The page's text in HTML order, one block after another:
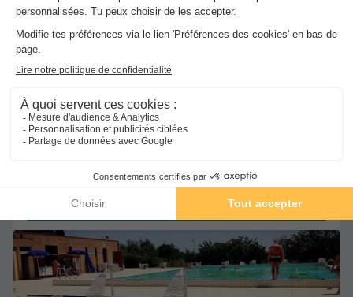
Avis TripAdvisor
128 avis
Avis clients
9/10
Point Wifi gratuit
Mobilhome 4 personnes - STANDARD
Meilleur prix pour 7 nuits
Voir les hébergements